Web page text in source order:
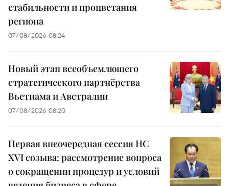
стабильности и процветания
региона
07/08/2026 08:24
Новый этап всеобъемлющего
стратегического партнёрства
Вьетнама и Австралии
07/08/2026 08:20
Первая внеочередная сессия НС
XVI созыва: рассмотрение вопроса
о сокращении процедур и условий